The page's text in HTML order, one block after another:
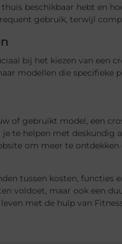
beschikbaar hebt en
gebruik, terwijl
bij het kiezen van een
modellen die specifieke
of gebruikt model, een
te helpen met deskundig
om meer te
tussen kosten, functies
voldoet, maar ook een
met de hulp van